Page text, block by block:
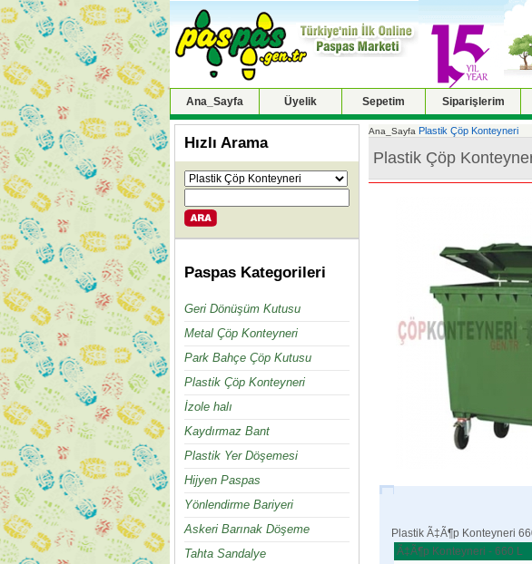
Ana_Sayfa Üyelik Sepetim Siparişlerim
Hızlı Arama
Paspas Kategorileri
Geri Dönüşüm Kutusu
Metal Çöp Konteyneri
Park Bahçe Çöp Kutusu
Plastik Çöp Konteyneri
İzole halı
Kaydırmaz Bant
Plastik Yer Döşemesi
Hijyen Paspas
Yönlendirme Bariyeri
Askeri Barınak Döşeme
Tahta Sandalye
Ana_Sayfa Plastik Çöp Konteyneri
Plastik Çöp
Plastik Ã‡Ã¶p Konteyneri
Ã‡Ã¶p Konteyneri - 660 L